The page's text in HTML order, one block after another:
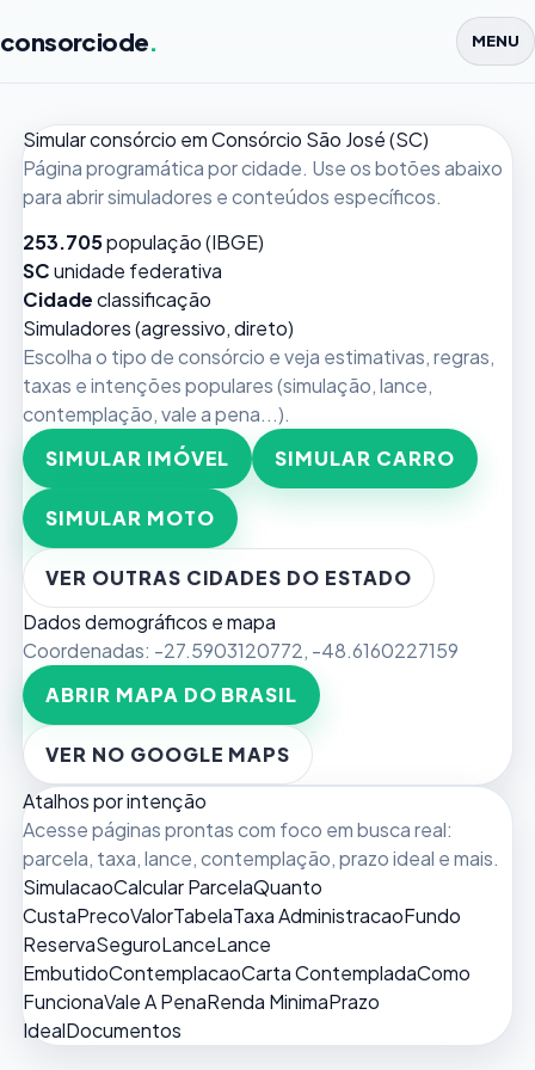
consorciode. MENU
Simular consórcio em Consórcio São José (SC)
Página programática por cidade. Use os botões abaixo
para abrir simuladores e conteúdos específicos.
253.705população (IBGE)
SCunidade federativa
Cidadeclassificação
Simuladores (agressivo, direto)
Escolha o tipo de consórcio e veja estimativas, regras,
taxas e intenções populares (simulação, lance,
contemplação, vale a pena...).
SIMULAR IMÓVEL
SIMULAR CARRO
SIMULAR MOTO
VER OUTRAS CIDADES DO ESTADO
Dados demográficos e mapa
Coordenadas: -27.5903120772, -48.6160227159
ABRIR MAPA DO BRASIL
VER NO GOOGLE MAPS
Atalhos por intenção
Acesse páginas prontas com foco em busca real:
parcela, taxa, lance, contemplação, prazo ideal e mais.
SimulacaoCalcular ParcelaQuanto
CustaPrecoValorTabelaTaxa AdministracaoFundo
ReservaSeguroLanceLance
EmbutidoContemplacaoCarta ContempladaComo
FuncionaVale A PenaRenda MinimaPrazo
IdealDocumentos